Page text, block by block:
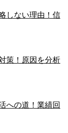
しない理由！信
策！原因を分析
への道！業績回